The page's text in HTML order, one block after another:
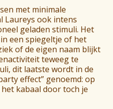
met minimale
Laureys ook intens
geladen stimuli. Het
een spiegeltje of het
of de eigen naam blijkt
teweeg te
dit laatste wordt in de
effect” genoemd: op
kabaal door toch je